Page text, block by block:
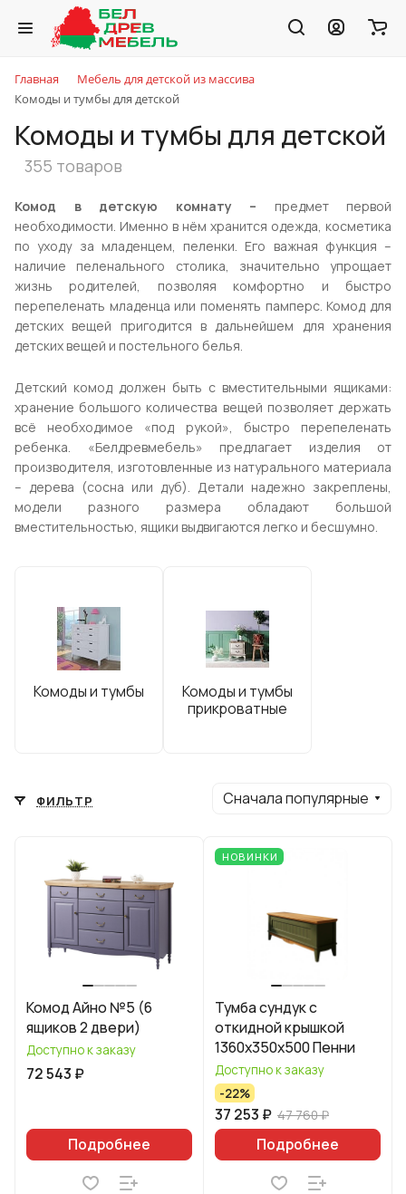
Главная
Мебель для детской из массива
Комоды и тумбы для детской
Комоды и тумбы для детской
355 товаров
Комод в детскую комнату – предмет первой
необходимости. Именно в нём хранится одежда, косметика
по уходу за младенцем, пеленки. Его важная функция –
наличие пеленального столика, значительно упрощает
жизнь родителей, позволяя комфортно и быстро
перепеленать младенца или поменять памперс. Комод для
детских вещей
пригодится в дальнейшем для хранения
детских вещей и постельного белья.
Детский комод должен быть с вместительными ящиками:
хранение большого количества вещей позволяет держать
всё необходимое «под рукой», быстро перепеленать
ребенка. «Белдревмебель» предлагает изделия от
производителя, изготовленные из натурального материала
– дерева (сосна или дуб). Детали надежно закреплены,
модели разного размера обладают большой
вместительностью, ящики выдвигаются легко и бесшумно.
Комоды и тумбы
Комоды и тумбы
прикроватные
ФИЛЬТР Сначала популярные
Комод Айно №5 (6
ящиков 2 двери)
Доступно к заказу
72 543 ₽
Подробнее
НОВИНКИ
Тумба сундук с
откидной крышкой
1360х350х500 Пенни
Доступно к заказу
-22%
37 253 ₽ 47 760 ₽
Подробнее